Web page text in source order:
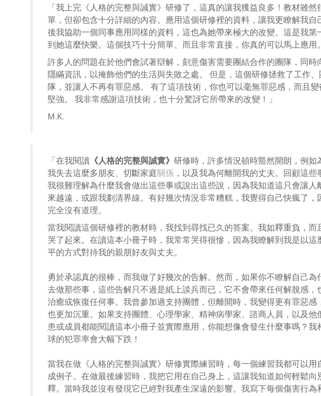
「我上完《人格的完整與誠實》研修了，這真的讓我獲益良多！教材雖然
單，但卻包含十分詳細的內容。應用這個研修裡的資料，讓我更瞭解我自
後我協助一個同事應用同樣的資料，這也為她帶來極大的改變。這是我第
到她這麼快樂。這個技巧十分簡單、而且非常直接，你真的可以馬上應用。
許多人的問題在於他們會試著辯解，刻意傷害需要團結合作的團隊，同時
隱瞞資訊，以掩飾他們的生活與失敗之處。 但是，這個研修拯救了工作、
隊，並讓人不再有罪惡感。 有了這項技術，你也可以毫無罪惡感，而且變
堅強。 我非常感謝這項技術，也十分驚訝它所帶來的改變！」
M.K.
「在我閱讀 《人格的完整與誠實》 研修時，許多情況頓時豁然開朗，例如
我失去這麼多朋友、切斷家庭關係 ，以及我為何離開我的丈夫。回顧這些
我很難理解為什麼我會做出這些事或說出這些說，因為我知道這只會讓人
來越遠，或跟我劃清界線。有好幾次情況非常糟糕，我覺得自己快瘋了，
完全沒有道理。
當我閱讀這個研修裡的教材時，我找到尋找已久的答案。我如釋重負，而
哭了起來。在讀這本小冊子時，我常常哭得很慘，因為我瞭解到我是以這
平的方式對待我的親朋好友與丈夫。
勇於承認真的很棒，而我做了好幾次的告解。然而，如果你不瞭解自己為
去做那些事，這些告解只不過是紙上談兵而已，它不會帶來任何解脫感，
治癒或恢復任何事。我曾參加過支持團體，但離開時，我變得更有罪惡感
也更加沉重。如果支持團體、心理學家、精神病學家、諮商人員，以及他
患或成員都能閱讀這本小冊子並實際應用，你能想像會發生什麼事嗎？我
球的犯罪率會大幅下跌！
當我在做《人格的完整與誠實》研修實際練習時，每一個練習我都可以用
成例子。在做最後練習時，我把它用在自己身上，這讓我知道如何輕鬆向
釋。當時我並沒有發現它已經對我產生深遠的影響。我寫下每個傷害行為